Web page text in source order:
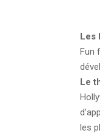
Les
Fun
Le
les